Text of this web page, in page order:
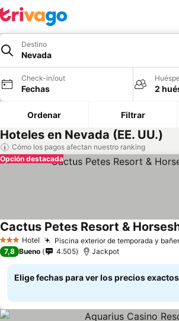
Destino
Nevada
Check-in/out
Fechas 2
Ordenar Filtrar
Hoteles en Nevada (EE. UU.)
Cómo los pagos afectan nuestro ranking
Opción destacada
3 Estrellas
Hotel Piscina exterior de temporada y
Cactus Petes Resort &
7,8 Bueno 4.505 Jackpot
Elige fechas para ver los precios exactos